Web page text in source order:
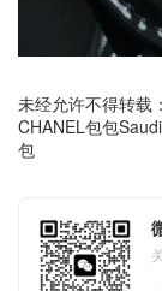
未经允许不得转载：
CHANEL包包
包